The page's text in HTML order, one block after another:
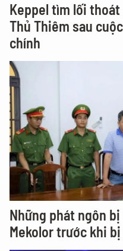
Keppel tìm lối
Thủ Thiêm sau
chính
Những phát ngôn
Mekolor trước khi